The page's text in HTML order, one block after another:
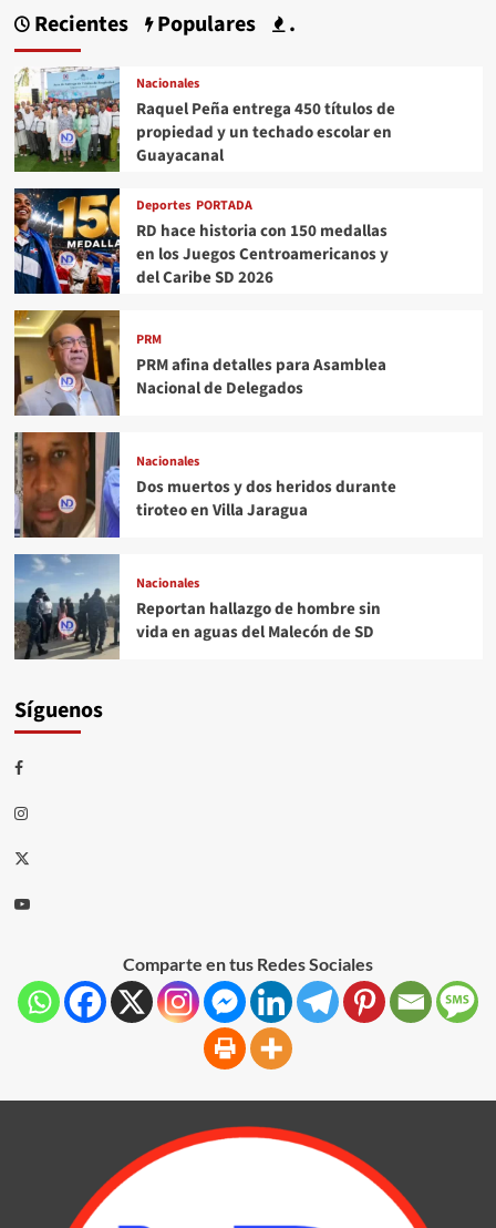
Recientes Populares .
Nacionales
Raquel Peña entrega 450 títulos de
propiedad y un techado escolar en
Guayacanal
Deportes PORTADA
RD hace historia con 150 medallas
en los Juegos Centroamericanos y
del Caribe SD 2026
PRM
PRM afina detalles para Asamblea
Nacional de Delegados
Nacionales
Dos muertos y dos heridos durante
tiroteo en Villa Jaragua
Nacionales
Reportan hallazgo de hombre sin
vida en aguas del Malecón de SD
Síguenos
Comparte en tus Redes Sociales